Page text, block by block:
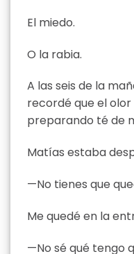
El miedo.
O la rabia.
A las seis de la
recordé que el
preparando té de
Matías estaba
—No tienes que
Me quedé en la
—No sé qué tengo